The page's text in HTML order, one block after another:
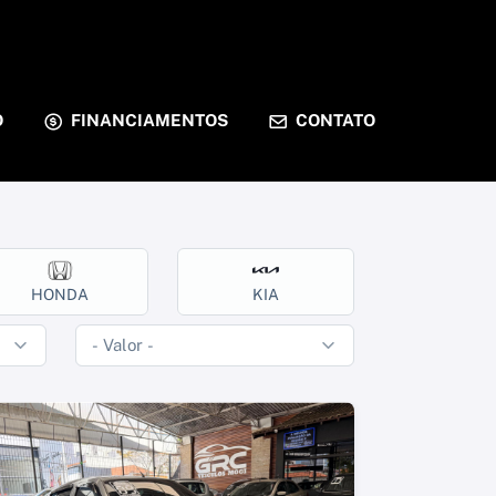
FINANCIAMENTOS CONTATO
HONDA KIA